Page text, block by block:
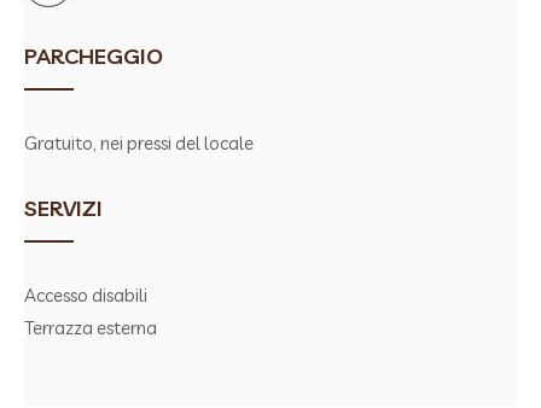
PARCHEGGIO
Gratuito, nei pressi del locale
SERVIZI
Accesso disabili
Terrazza esterna